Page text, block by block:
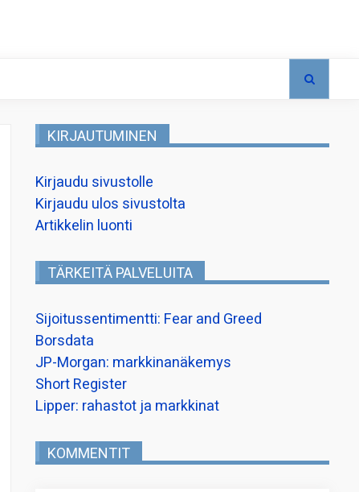
KIRJAUTUMINEN
Kirjaudu sivustolle
Kirjaudu ulos sivustolta
Artikkelin luonti
TÄRKEITÄ PALVELUITA
Sijoitussentimentti: Fear and Greed
Borsdata
JP-Morgan: markkinanäkemys
Short Register
Lipper: rahastot ja markkinat
KOMMENTIT